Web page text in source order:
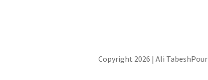
Copyright 2026 | Ali TabeshPour